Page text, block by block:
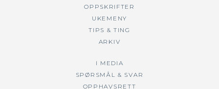
OPPSKRIFTER
UKEMENY
TIPS & TING
ARKIV
I MEDIA
SPØRSMÅL & SVAR
OPPHAVSRETT